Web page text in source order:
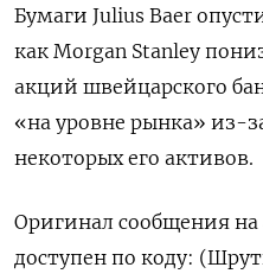
Бумаги Julius Baer
как Morgan Stanley
акций швейцарского
«на уровне рынка» из-
некоторых его активов.
Оригинал сообщения
доступен по коду: